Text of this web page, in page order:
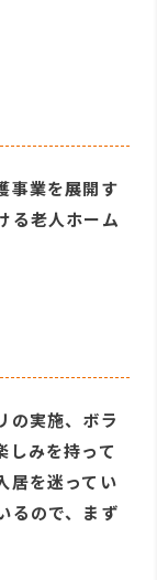
事業を展開す
る老人ホーム
の実施、ボラ
しみを持って
居を迷ってい
るので、まず